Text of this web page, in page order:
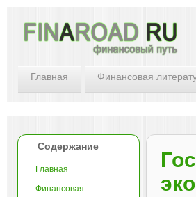
Главная Финансовая
Содержание
Главная
Финансовая